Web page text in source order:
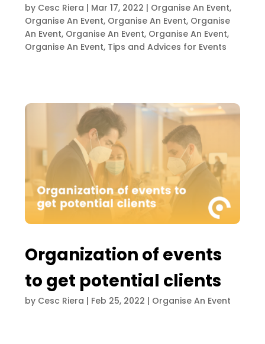
by Cesc Riera | Mar 17, 2022 | Organise An Event,
Organise An Event, Organise An Event, Organise
An Event, Organise An Event, Organise An Event,
Organise An Event, Tips and Advices for Events
Organization of events
to get potential clients
by Cesc Riera | Feb 25, 2022 | Organise An Event